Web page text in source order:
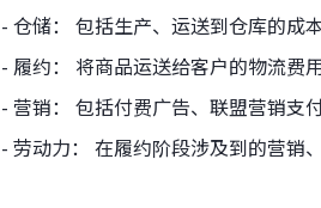
- 仓储： 包括生产、运送到仓库的成
- 履约： 将商品运送给客户的物流费用
- 营销： 包括付费广告、联盟营销支
- 劳动力： 在履约阶段涉及到的营销